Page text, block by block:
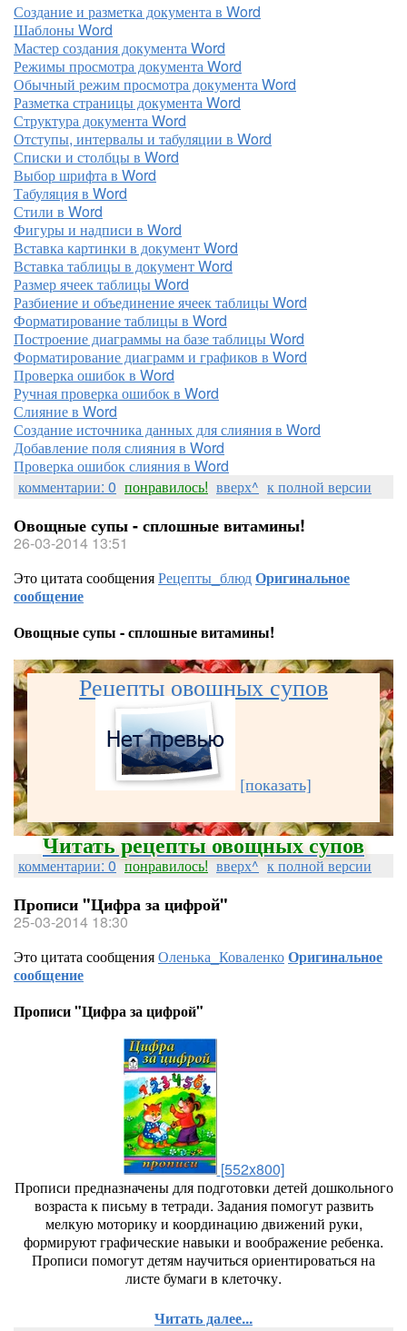
Создание и разметка документа в Word
Шаблоны Word
Мастер создания документа Word
Режимы просмотра документа Word
Обычный режим просмотра документа Word
Разметка страницы документа Word
Структура документа Word
Отступы, интервалы и табуляции в Word
Списки и столбцы в Word
Выбор шрифта в Word
Табуляция в Word
Стили в Word
Фигуры и надписи в Word
Вставка картинки в документ Word
Вставка таблицы в документ Word
Размер ячеек таблицы Word
Разбиение и объединение ячеек таблицы Word
Форматирование таблицы в Word
Построение диаграммы на базе таблицы Word
Форматирование диаграмм и графиков в Word
Проверка ошибок в Word
Ручная проверка ошибок в Word
Слияние в Word
Создание источника данных для слияния в Word
Добавление поля слияния в Word
Проверка ошибок слияния в Word
комментарии: 0 понравилось! вверх^ к полной версии
Овощные супы - сплошные витамины!
26-03-2014 13:51
Это цитата сообщенияРецепты_блюдОригинальное
сообщение
Овощные супы - сплошные витамины!
Рецепты овощных супов
[показать]
Читать рецепты овощных супов
комментарии: 0 понравилось! вверх^ к полной версии
Прописи "Цифра за цифрой"
25-03-2014 18:30
Это цитата сообщенияОленька_КоваленкоОригинальное
сообщение
Прописи "Цифра за цифрой"
[552x800]
Прописи предназначены для подготовки детей дошкольного
возраста к письму в тетради. Задания помогут развить
мелкую моторику и координацию движений руки,
формируют графические навыки и воображение ребенка.
Прописи помогут детям научиться ориентироваться на
листе бумаги в клеточку.
Читать далее...